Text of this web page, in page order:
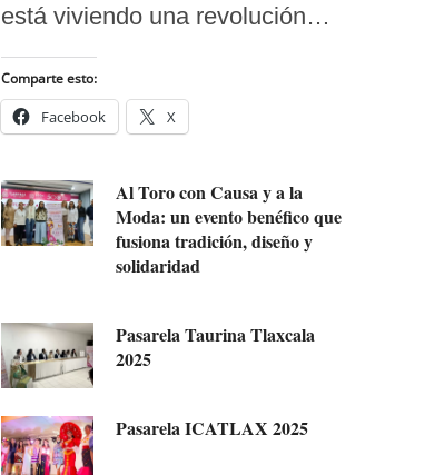
está viviendo una revolución…
Comparte esto:
Facebook X
Al Toro con Causa y a la
Moda: un evento benéfico que
fusiona tradición, diseño y
solidaridad
Pasarela Taurina Tlaxcala
2025
Pasarela ICATLAX 2025